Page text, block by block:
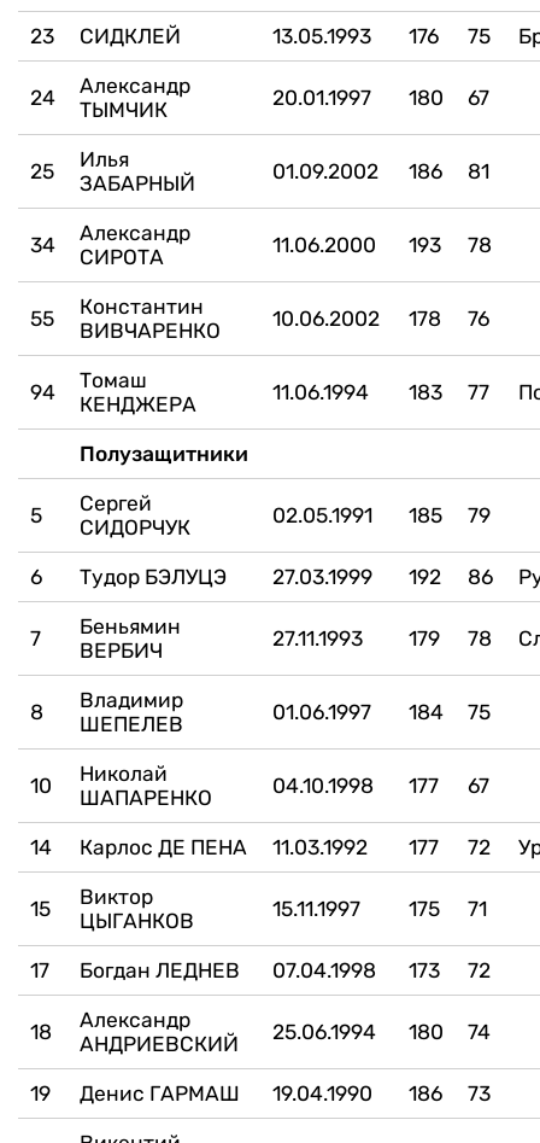
23 СИДКЛЕЙ 13.05.1993 176 75
24
Александр
ТЫМЧИК
20.01.1997 180 67
25
Илья
ЗАБАРНЫЙ
01.09.2002 186 81
34
Александр
СИРОТА
11.06.2000 193 78
55
Константин
ВИВЧАРЕНКО
10.06.2002 178 76
94
Томаш
КЕНДЖЕРА
11.06.1994 183 77
Полузащитники
5
Сергей
СИДОРЧУК
02.05.1991 185 79
6 Тудор БЭЛУЦЭ 27.03.1999 192 86
7
Беньямин
ВЕРБИЧ
27.11.1993 179 78
8
Владимир
ШЕПЕЛЕВ
01.06.1997 184 75
10
Николай
ШАПАРЕНКО
04.10.1998 177 67
14 Карлос ДЕ ПЕНА 11.03.1992 177 72
15
Виктор
ЦЫГАНКОВ
15.11.1997 175 71
17 Богдан ЛЕДНЕВ 07.04.1998 173 72
18
Александр
АНДРИЕВСКИЙ
25.06.1994 180 74
19 Денис ГАРМАШ 19.04.1990 186 73